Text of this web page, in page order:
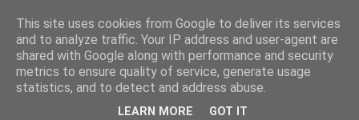
This site uses cookies from Google to deliver its services
and to analyze traffic. Your IP address and user-agent are
shared with Google along with performance and security
metrics to ensure quality of service, generate usage
statistics, and to detect and address abuse.
LEARN MORE GOT IT